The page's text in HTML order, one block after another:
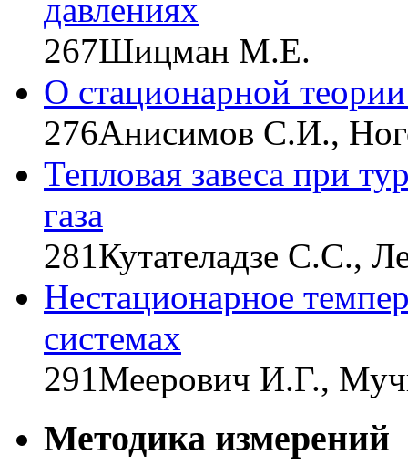
давлениях
267Шицман М.Е.
О стационарной
276Анисимов С.И.,
Тепловая завеса при
газа
281Кутателадзе С.С.,
Нестационарное
системах
291Меерович И.Г.,
Методика измерений